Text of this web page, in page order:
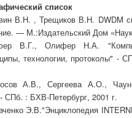
список
В.Н. , Трещиков В.Н. DWDM
— М.:Издательский Дом
В.Г., Олифер Н.А.
технологии, протоколы" -
А.В., Сергеева А.О.,
СПб. : БХВ-Петербург, 2001 г.
Э.В."Энциклопедия